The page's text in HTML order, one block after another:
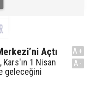
Açtı
Kars'ın 1 Nisan
geleceğini
A+
A-